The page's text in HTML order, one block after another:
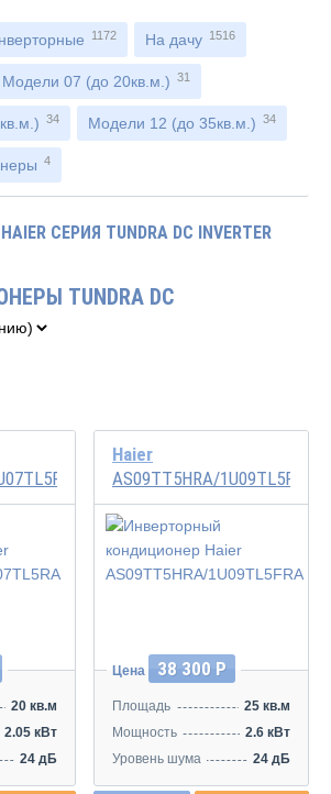
1172 На дачу 1516
Модели 07 (до 20кв.м.) 31
34 Модели 12 (до 35кв.м.) 34
4
СЕРИЯ TUNDRA DC INVERTER
TUNDRA DC
20 кв.м
2.05 кВт
24 дБ
Haier
AS09TT5HRA/1U09TL5FRA
Инвертор
Цена 38 300 Р
Площадь
25 кв.м
Мощность
2.6 кВт
Уровень шума
24 дБ